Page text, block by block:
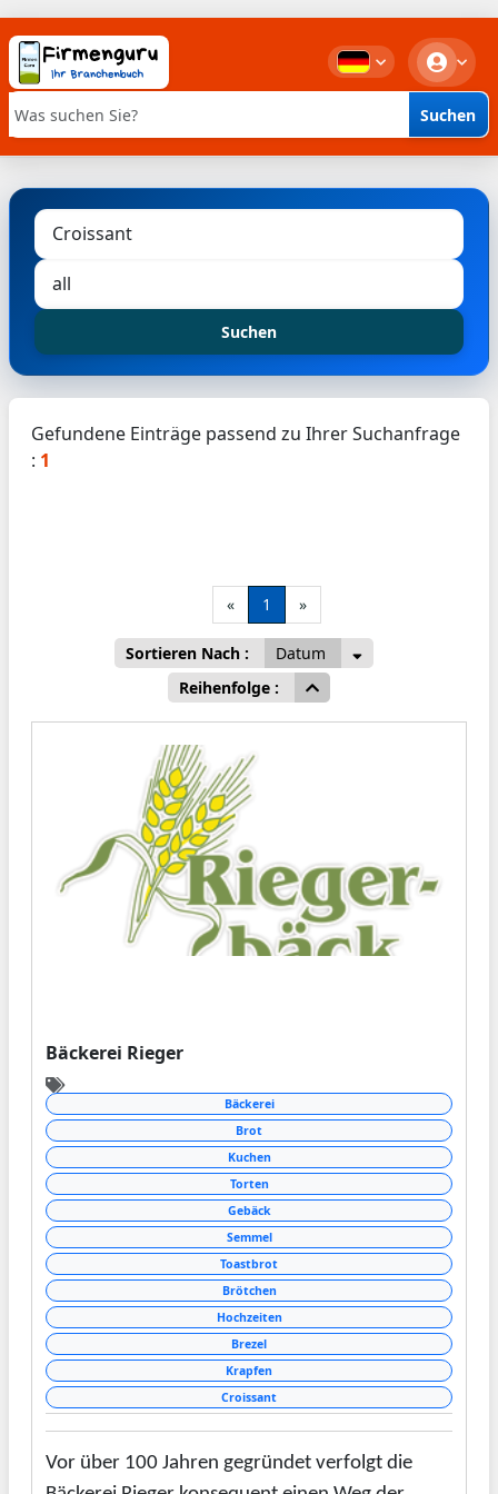
Stichwortsuche Suchen
Suchen
Gefundene Einträge passend zu Ihrer Suchanfrage
: 1
« 1 »
Sortieren Nach :
Datum
Reihenfolge :
Bäckerei Rieger
Bäckerei
Brot
Kuchen
Torten
Gebäck
Semmel
Toastbrot
Brötchen
Hochzeiten
Brezel
Krapfen
Croissant
Vor über 100 Jahren gegründet verfolgt die